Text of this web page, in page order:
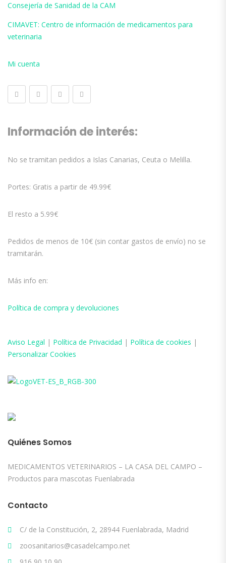
Consejería de Sanidad de la CAM
CIMAVET: Centro de información de medicamentos para
veterinaria
Mi cuenta
Información de interés:
No se tramitan pedidos a Islas Canarias, Ceuta o Melilla.
Portes: Gratis a partir de 49.99€
El resto a 5.99€
Pedidos de menos de 10€ (sin contar gastos de envío) no se
tramitarán.
Más info en:
Política de compra y devoluciones
Aviso Legal | Política de Privacidad | Política de cookies |
Personalizar Cookies
Quiénes Somos
MEDICAMENTOS VETERINARIOS – LA CASA DEL CAMPO –
Productos para mascotas Fuenlabrada
Contacto
C/ de la Constitución, 2, 28944 Fuenlabrada, Madrid
zoosanitarios@casadelcampo.net